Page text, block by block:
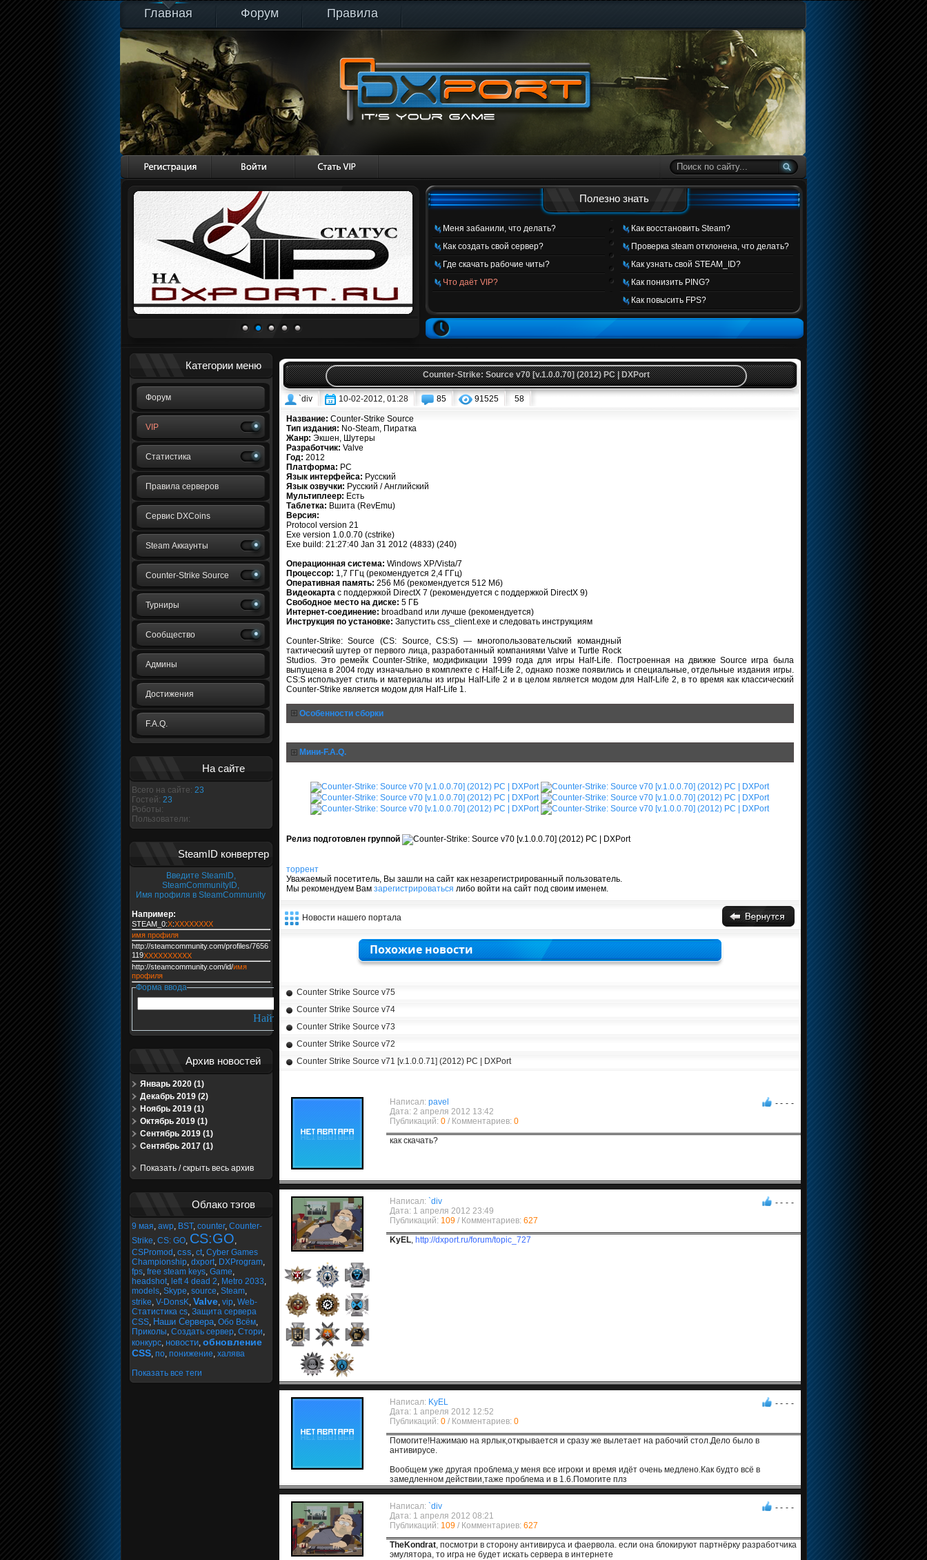
Главная Форум Правила
Полезно знать
Меня забанили, что делать?
Как создать свой сервер?
Где скачать рабочие читы?
Что даёт VIP?
Как восстановить Steam?
Проверка steam отклонена, что делать?
Как узнать свой STEAM_ID?
Как понизить PING?
Как повысить FPS?
Категории меню
Форум
VIP
Статистика
Правила серверов
Сервис DXCoins
Steam Аккаунты
Counter-Strike Source
Турниры
Сообщество
Админы
Достижения
F.A.Q.
На сайте
Всего на сайте: 23
Гостей: 23
Роботы:
Пользователи:
SteamID конвертер
Введите SteamID,
SteamCommunityID,
Имя профиля в SteamCommunity
Например:
STEAM_0:X:XXXXXXXX
имя профиля
http://steamcommunity.com/profiles/7656
119XXXXXXXXXX
http://steamcommunity.com/id/имя
профиля
Форма ввода
Архив новостей
Январь 2020 (1)
Декабрь 2019 (2)
Ноябрь 2019 (1)
Октябрь 2019 (1)
Сентябрь 2019 (1)
Сентябрь 2017 (1)
Показать / скрыть весь архив
Облако тэгов
9 мая, awp, BST, counter, Counter-
Strike, CS: GO, CS:GO,
CSPromod , css, ct, Cyber Games
Championship, dxport, DXProgram,
fps, free steam keys, Game,
headshot, left 4 dead 2, Metro 2033,
models, Skype, source, Steam,
strike, V-DonsK, Valve, vip, Web-
Статистика cs, Защита сервера
CSS, Наши Сервера, Обо Всём,
Приколы, Создать сервер, Стори,
конкурс, новости, обновление
CSS, по, понижение, халява
Показать все теги
Counter-Strike: Source v70 [v.1.0.0.70] (2012) PC | DXPort
`div 10-02-2012, 01:28 85 91525 58
Название: Counter-Strike Source
Тип издания: No-Steam, Пиратка
Жанр: Экшен, Шутеры
Разработчик: Valve
Год: 2012
Платформа: PC
Язык интерфейса: Русский
Язык озвучки: Русский / Английский
Мультиплеер: Есть
Таблетка: Вшита (RevEmu)
Версия:
Protocol version 21
Exe version 1.0.0.70 (cstrike)
Exe build: 21:27:40 Jan 31 2012 (4833) (240)
Операционная система: Windows XP/Vista/7
Процессор: 1,7 ГГц (рекомендуется 2,4 ГГц)
Оперативная память: 256 Мб (рекомендуется 512 Мб)
Видеокартас поддержкой DirectX 7 (рекомендуется с поддержкой DirectX 9)
Свободное место на диске: 5 ГБ
Интернет-соединение: broadband или лучше (рекомендуется)
Инструкция по установке: Запустить css_client.exe и следовать инструкциям
Counter-Strike: Source (CS: Source, CS:S) — многопользовательский командный
тактический шутер от первого лица, разработанный компаниями Valve и Turtle Rock
Studios. Это ремейк Counter-Strike, модификации 1999 года для игры Half-Life. Построенная на движке Source игра была
выпущена в 2004 году изначально в комплекте с Half-Life 2, однако позже появились и специальные, отдельные издания игры.
CS:S использует стиль и материалы из игры Half-Life 2 и в целом является модом для Half-Life 2, в то время как классический
Counter-Strike является модом для Half-Life 1.
Особенности сборки
Мини-F.A.Q.
Релиз подготовлен группой
торрент
Уважаемый посетитель, Вы зашли на сайт как незарегистрированный пользователь.
Мы рекомендуем Вам зарегистрироваться либо войти на сайт под своим именем.
Новости нашего портала
Похожие новости
Counter Strike Source v75
Counter Strike Source v74
Counter Strike Source v73
Counter Strike Source v72
Counter Strike Source v71 [v.1.0.0.71] (2012) PC | DXPort
Написал: pavel
Дата: 2 апреля 2012 13:42
Публикаций: 0/ Комментариев: 0
- - - -
как скачать?
Написал: `div
Дата: 1 апреля 2012 23:49
Публикаций: 109/ Комментариев: 627
- - - -
KyEL, http://dxport.ru/forum/topic_727
Написал: KyEL
Дата: 1 апреля 2012 12:52
Публикаций: 0/ Комментариев: 0
- - - -
Помогите!Нажимаю на ярлык,открывается и сразу же вылетает на рабочий стол.Дело было в
антивирусе.
Вообщем уже другая проблема,у меня все игроки и время идёт очень медлено.Как будто всё в
замедленном действии,таже проблема и в 1.6.Помогите плз
Написал: `div
Дата: 1 апреля 2012 08:21
Публикаций: 109/ Комментариев: 627
- - - -
TheKondrat, посмотри в сторону антивируса и фаервола. если она блокируют партнёрку разработчика
эмулятора, то игра не будет искать сервера в интернете